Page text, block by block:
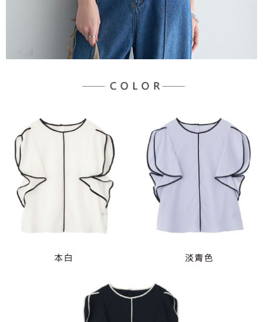
時審查核予不同之上限額度；若仍有額度不足之情形，本公司將視審查結果
請求用戶進行身份認證。
５．嚴禁一人註冊多個帳號或使用他人資訊註冊。若發現惡意使用之情形，
恩沛科技股份有限公司將有權停止該用戶之使用額度並採取法律行動。